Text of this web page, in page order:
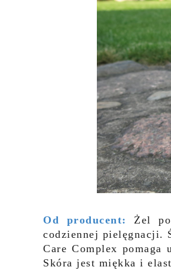
Od producent:
Żel
codziennej pielęgnacji.
Care Complex
Skóra jest miękka i